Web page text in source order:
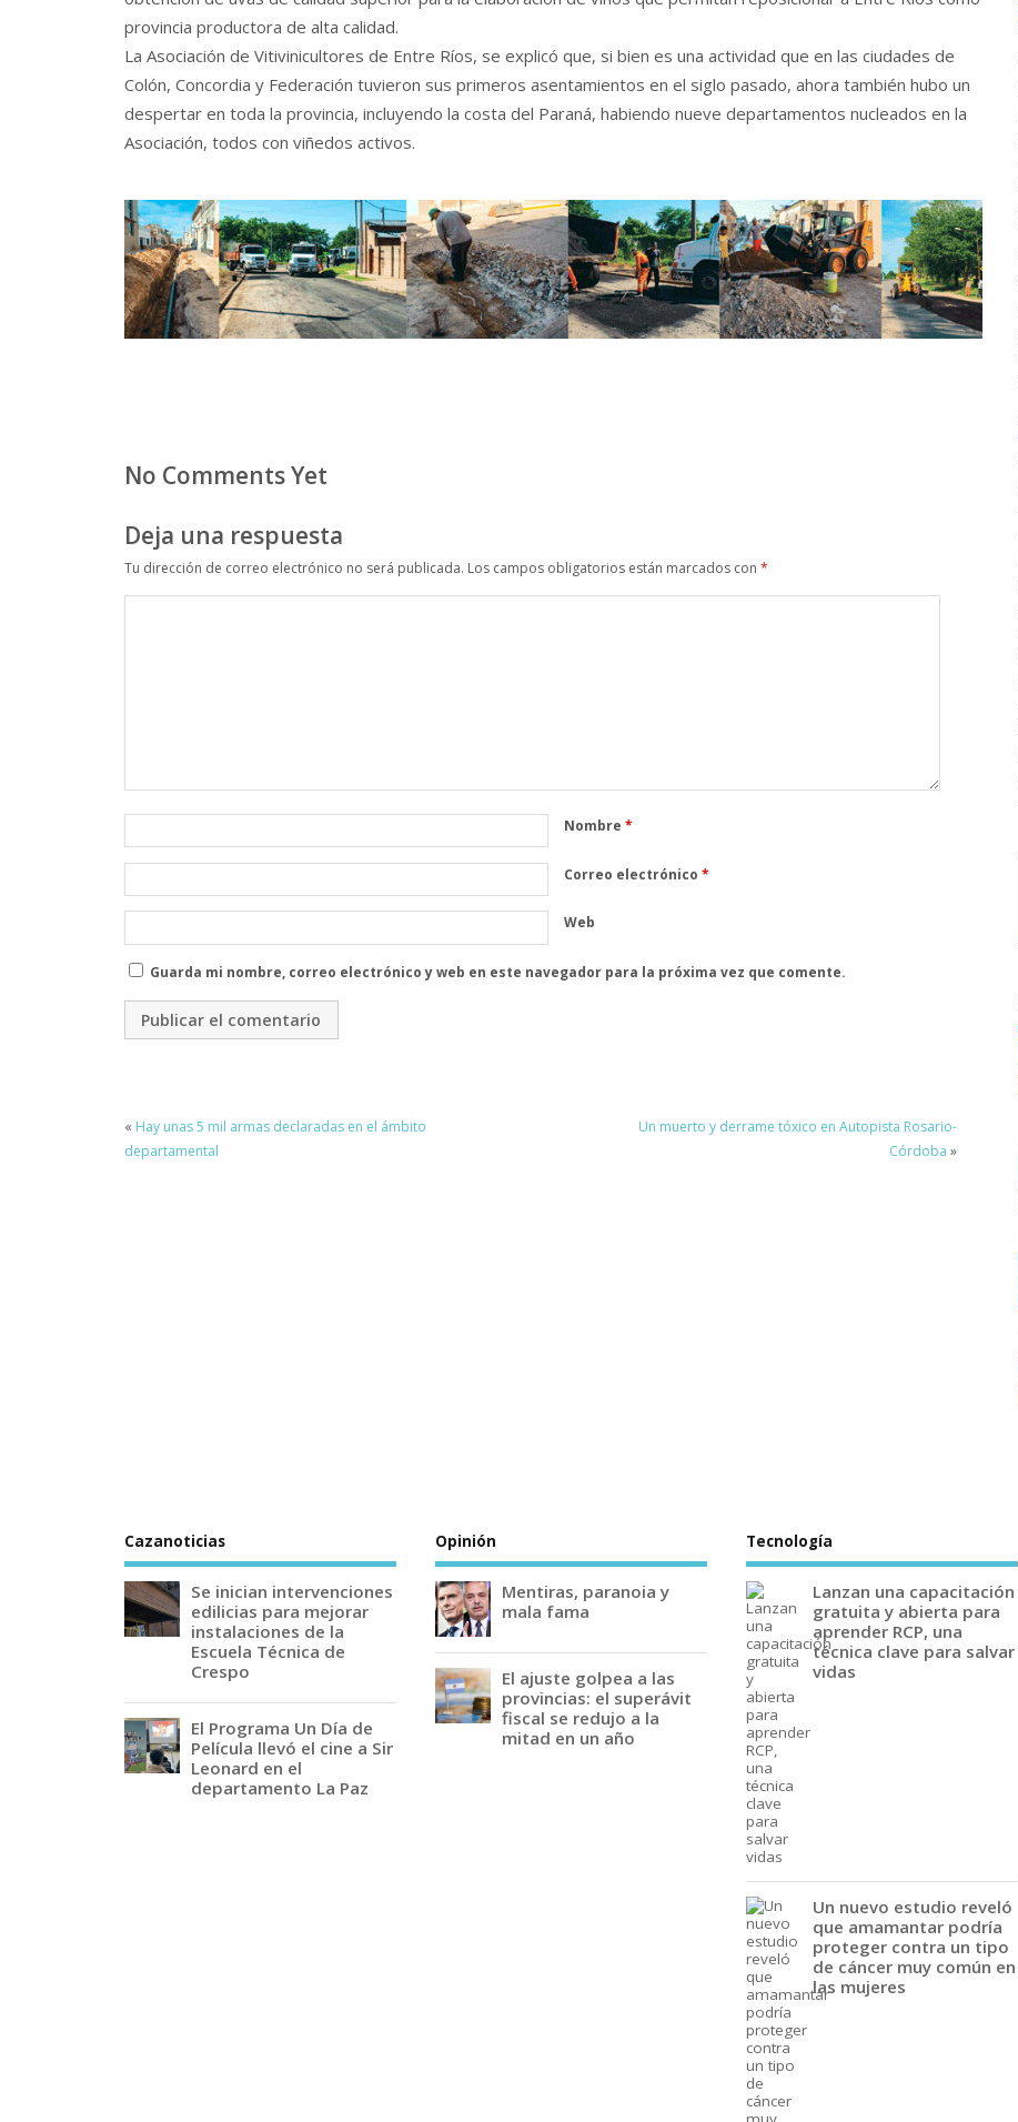
provincia productora de alta calidad.
La Asociación de Vitivinicultores de Entre Ríos, se explicó que, si bien es una actividad que en las ciudades de
Colón, Concordia y Federación tuvieron sus primeros asentamientos en el siglo pasado, ahora también hubo un
despertar en toda la provincia, incluyendo la costa del Paraná, habiendo nueve departamentos nucleados en la
Asociación, todos con viñedos activos.
No Comments Yet
Deja una respuesta
Tu dirección de correo electrónico no será publicada. Los campos obligatorios están marcados con *
Nombre *
Correo electrónico *
Web
Guarda mi nombre, correo electrónico y web en este navegador para la próxima vez que comente.
« Hay unas 5 mil armas declaradas en el ámbito
departamental
Un muerto y derrame tóxico en Autopista Rosario-
Córdoba »
Cazanoticias
Se inician intervenciones
edilicias para mejorar
instalaciones de la
Escuela Técnica de
Crespo
El Programa Un Día de
Película llevó el cine a Sir
Leonard en el
departamento La Paz
Opinión
Mentiras, paranoia y
mala fama
El ajuste golpea a las
provincias: el superávit
fiscal se redujo a la
mitad en un año
Tecnología
Lanzan una capacitación
gratuita y abierta para
aprender RCP, una
técnica clave para salvar
vidas
Un nuevo estudio reveló
que amamantar podría
proteger contra un tipo
de cáncer muy común en
las mujeres